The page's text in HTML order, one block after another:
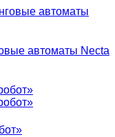
автоматы Necta